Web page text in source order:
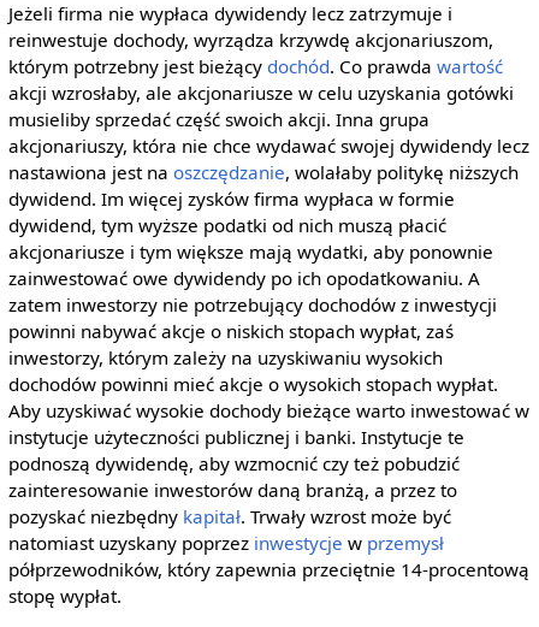
Jeżeli firma nie wypłaca dywidendy lecz zatrzymuje i
reinwestuje dochody, wyrządza krzywdę akcjonariuszom,
którym potrzebny jest bieżący dochód. Co prawda wartość
akcji wzrosłaby, ale akcjonariusze w celu uzyskania gotówki
musieliby sprzedać część swoich akcji. Inna grupa
akcjonariuszy, która nie chce wydawać swojej dywidendy lecz
nastawiona jest na oszczędzanie, wolałaby politykę niższych
dywidend. Im więcej zysków firma wypłaca w formie
dywidend, tym wyższe podatki od nich muszą płacić
akcjonariusze i tym większe mają wydatki, aby ponownie
zainwestować owe dywidendy po ich opodatkowaniu. A
zatem inwestorzy nie potrzebujący dochodów z inwestycji
powinni nabywać akcje o niskich stopach wypłat, zaś
inwestorzy, którym zależy na uzyskiwaniu wysokich
dochodów powinni mieć akcje o wysokich stopach wypłat.
Aby uzyskiwać wysokie dochody bieżące warto inwestować w
instytucje użyteczności publicznej i banki. Instytucje te
podnoszą dywidendę, aby wzmocnić czy też pobudzić
zainteresowanie inwestorów daną branżą, a przez to
pozyskać niezbędny kapitał. Trwały wzrost może być
natomiast uzyskany poprzez inwestycje w przemysł
półprzewodników, który zapewnia przeciętnie 14-procentową
stopę wypłat.